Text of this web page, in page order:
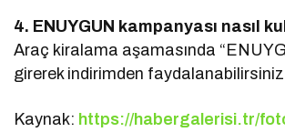
4. ENUYGUN kampanyası nasıl
Araç kiralama aşamasında
girerek indirimden
Kaynak: https://habergalerisi.tr/